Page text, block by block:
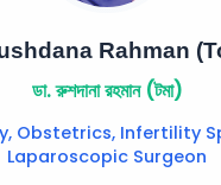
Rahman
ডা. রুশদানা রহমান (টমা)
Obstetrics, Infertility
Laparoscopic Surgeon